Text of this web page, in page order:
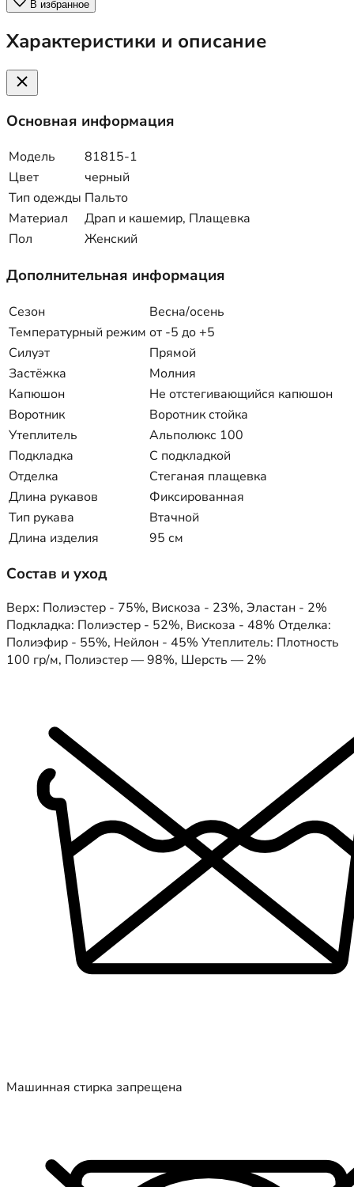
В избранное
Характеристики и описание
Основная информация
Модель
81815-1
Цвет
черный
Тип одежды Пальто
Материал
Драп и кашемир, Плащевка
Пол
Женский
Дополнительная информация
Сезон
Весна/осень
Температурный режим от -5 до +5
Силуэт
Прямой
Застёжка
Молния
Капюшон
Не отстегивающийся капюшон
Воротник
Воротник стойка
Утеплитель
Альполюкс 100
Подкладка
С подкладкой
Отделка
Стеганая плащевка
Длина рукавов
Фиксированная
Тип рукава
Втачной
Длина изделия
95 см
Состав и уход
Верх: Полиэстер - 75%, Вискоза - 23%, Эластан - 2%
Подкладка: Полиэстер - 52%, Вискоза - 48% Отделка:
Полиэфир - 55%, Нейлон - 45% Утеплитель: Плотность
100 гр/м, Полиэстер — 98%, Шерсть — 2%
Машинная стирка запрещена